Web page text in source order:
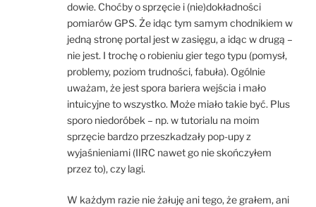
dowie. Choćby o sprzęcie i (nie)dokładności
pomiarów GPS. Że idąc tym samym chodnikiem w
jedną stronę portal jest w zasięgu, a idąc w drugą –
nie jest. I trochę o robieniu gier tego typu (pomysł,
problemy, poziom trudności, fabuła). Ogólnie
uważam, że jest spora bariera wejścia i mało
intuicyjne to wszystko. Może miało takie być. Plus
sporo niedoróbek – np. w tutorialu na moim
sprzęcie bardzo przeszkadzały pop-upy z
wyjaśnieniami (IIRC nawet go nie skończyłem
przez to), czy lagi.
W każdym razie nie żałuję ani tego, że grałem, ani